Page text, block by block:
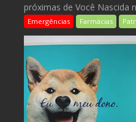
próximas de Você Nascida
Emergências Farmácias